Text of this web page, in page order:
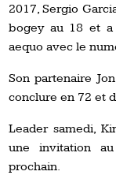
2017, Sergio
bogey au 18 et a
aequo avec le
Son partenaire
conclure en 72 et
Leader samedi,
une invitation
prochain.